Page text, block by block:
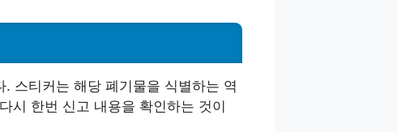
스티커는 해당 폐기물을 식별하는 역
시 한번 신고 내용을 확인하는 것이